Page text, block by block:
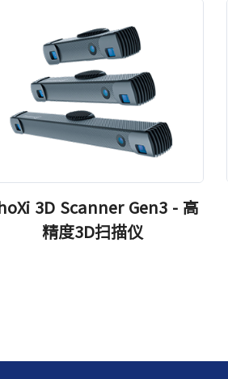
3D Scanner Gen3 - 高
精度3D扫描仪